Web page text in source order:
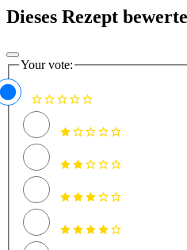
Dieses Rezept
Your vote: